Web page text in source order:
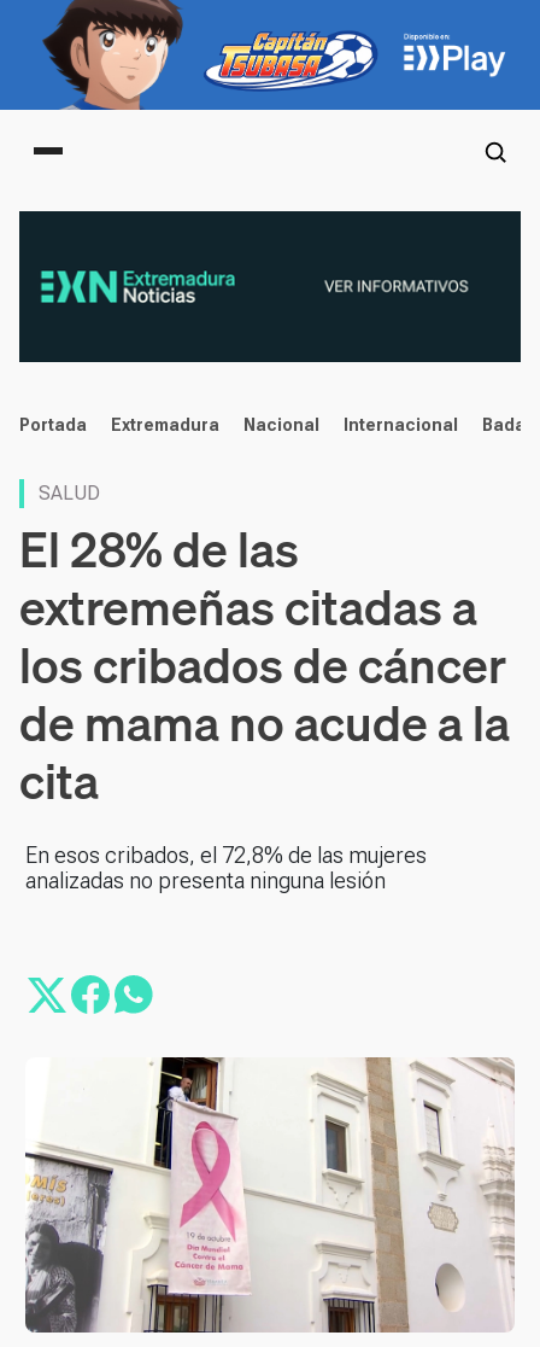
Main menu
noticias
Portada Extremadura Nacional Internacional
SALUD
El 28% de las
extremeñas citadas a
los cribados de cáncer
de mama no acude a la
cita
En esos cribados, el 72,8% de las mujeres
analizadas no presenta ninguna lesión